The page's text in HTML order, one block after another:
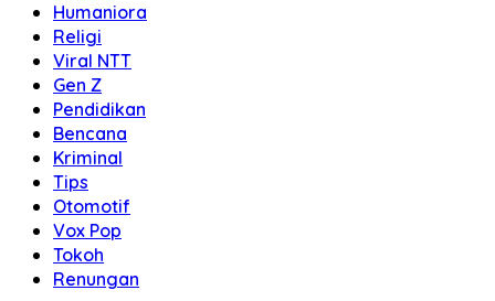
Humaniora
Religi
Viral NTT
Gen Z
Pendidikan
Bencana
Kriminal
Tips
Otomotif
Vox Pop
Tokoh
Renungan